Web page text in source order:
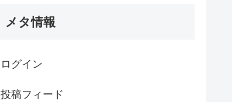
メタ情報
ログイン
投稿フィード